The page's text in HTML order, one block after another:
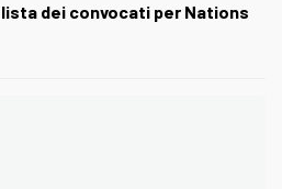
lista dei convocati per Nations